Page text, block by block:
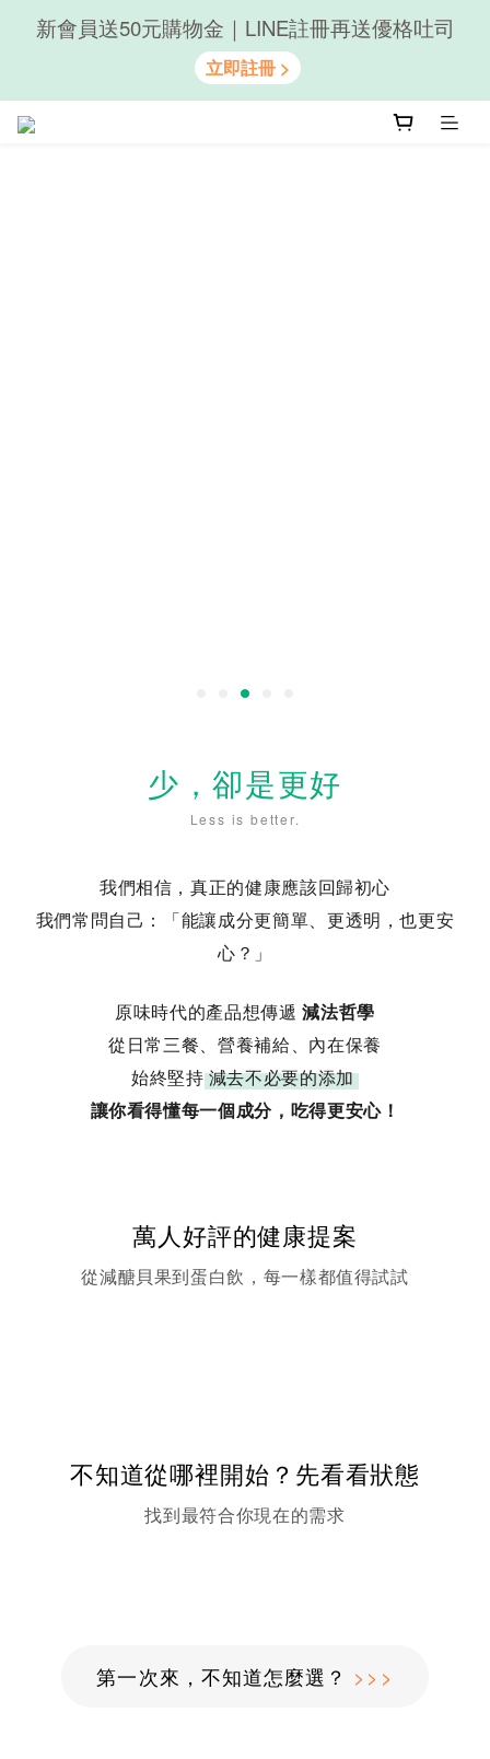
隨心享受｜貝果任選6組$899
新會員送50元購物金｜LINE註冊再送優格吐司
少，卻是更好
Less is better.
我們相信，真正的健康應該回歸初心
我們常問自己：「能讓成分更簡單、更透明，也更安
心？」
原味時代的產品想傳遞減法哲學
從日常三餐、營養補給、內在保養
始終堅持 減去不必要的添加
讓你看得懂每一個成分，吃得更安心！
萬人好評的健康提案
從減醣貝果到蛋白飲，每一樣都值得試試
不知道從哪裡開始？先看看狀態
找到最符合你現在的需求
第一次來，不知道怎麼選？ >>>